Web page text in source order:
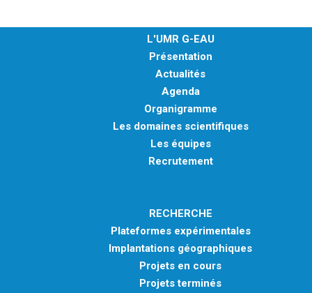
L'UMR G-EAU
Présentation
Actualités
Agenda
Organigramme
Les domaines scientifiques
Les équipes
Recrutement
RECHERCHE
Plateformes expérimentales
Implantations géographiques
Projets en cours
Projets terminés